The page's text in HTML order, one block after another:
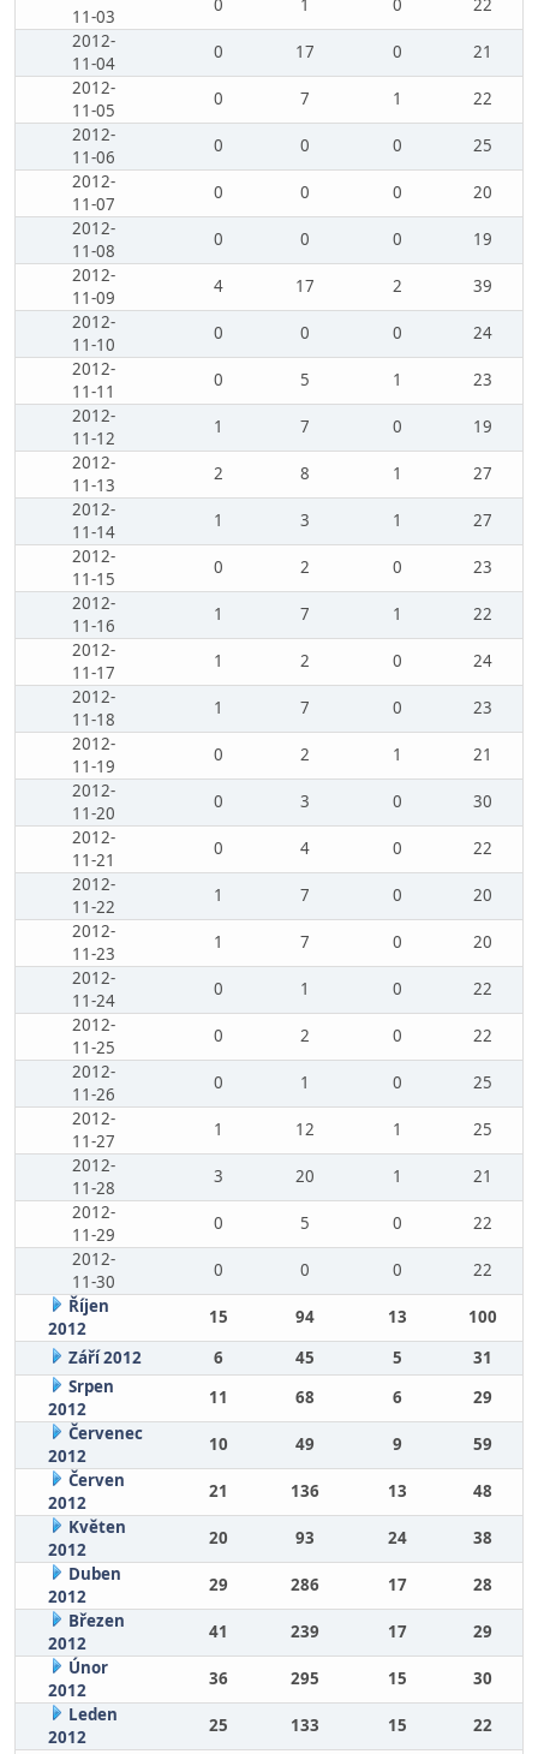
11-03
0 1 0
22
2012-
11-04
0 17 0
21
2012-
11-05
0 7 1
22
2012-
11-06
0 0 0
25
2012-
11-07
0 0 0
20
2012-
11-08
0 0 0
19
2012-
11-09
4 17 2
39
2012-
11-10
0 0 0
24
2012-
11-11
0 5 1
23
2012-
11-12
1 7 0
19
2012-
11-13
2 8 1
27
2012-
11-14
1 3 1
27
2012-
11-15
0 2 0
23
2012-
11-16
1 7 1
22
2012-
11-17
1 2 0
24
2012-
11-18
1 7 0
23
2012-
11-19
0 2 1
21
2012-
11-20
0 3 0
30
2012-
11-21
0 4 0
22
2012-
11-22
1 7 0
20
2012-
11-23
1 7 0
20
2012-
11-24
0 1 0
22
2012-
11-25
0 2 0
22
2012-
11-26
0 1 0
25
2012-
11-27
1 12 1
25
2012-
11-28
3 20 1
21
2012-
11-29
0 5 0
22
2012-
11-30
0 0 0
22
Říjen
2012
15 94 13
100
Září 2012
6 45 5
31
Srpen
2012
11 68 6
29
Červenec
2012
10 49 9
59
Červen
2012
21 136 13
48
Květen
2012
20 93 24
38
Duben
2012
29 286 17
28
Březen
2012
41 239 17
29
Únor
2012
36 295 15
30
Leden
2012
25 133 15
22